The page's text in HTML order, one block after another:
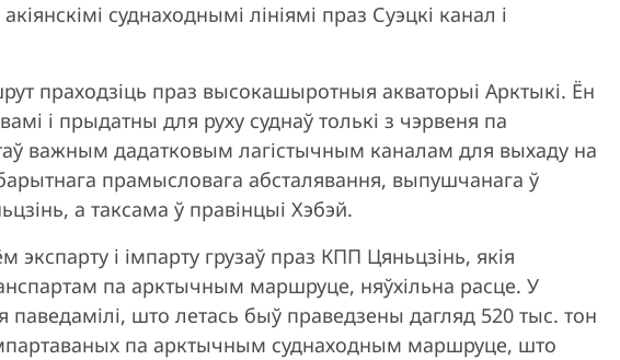
суднаходнымі лініямі праз Суэцкі канал і
праходзіць праз высокашыротныя акваторыі Арктыкі. Ён
і прыдатны для руху суднаў толькі з чэрвеня па
важным дадатковым лагістычным каналам для выхаду на
прамысловага абсталявання, выпушчанага ў
а таксама ў правінцыі Хэбэй.
і імпарту грузаў праз КПП Цяньцзінь, якія
па арктычным маршруце, няўхільна расце. У
паведамілі, што летась быў праведзены дагляд 520 тыс. тон
па арктычным суднаходным маршруце, што